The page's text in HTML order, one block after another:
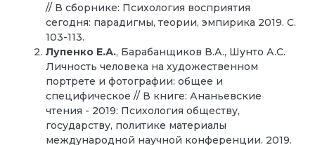
// В сборнике: Психология восприятия
сегодня: парадигмы, теории, эмпирика 2019. С.
103-113.
Лупенко Е.А., Барабанщиков В.А., Шунто А.С.
Личность человека на художественном
портрете и фотографии: общее и
специфическое // В книге: Ананьевские
чтения - 2019: Психология обществу,
государству, политике материалы
международной научной конференции. 2019.